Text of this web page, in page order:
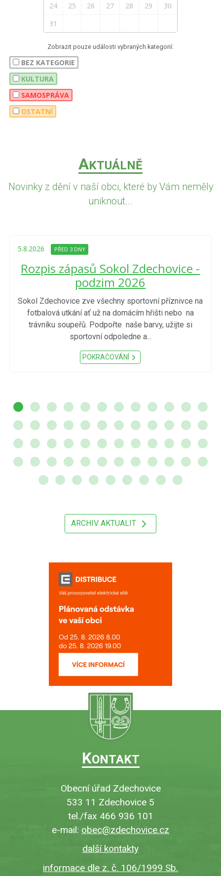
24
25 26 27 28 29
30
31
Zobrazit pouze události vybraných kategorií:
BEZ KATEGORIE
KULTURA
SAMOSPRÁVA
OSTATNÍ
AKTUÁLNĚ
Novinky z dění v naší obci, které by Vám neměly
uniknout...
5.8.2026 PŘED 3 DNY
Rozpis zápasů Sokol Zdechovice -
podzim 2026
Sokol Zdechovice zve všechny sportovní příznivce na
fotbalová utkání ať už na domácím hřišti nebo na
trávníku soupeřů. Podpořte naše barvy, užijte si
sportovní odpoledne a...
POKRAČOVÁNÍ
ARCHIV AKTUALIT
KONTAKT
Obecní úřad Zdechovice
533 11 Zdechovice 5
tel./fax 466 936 101
e-mail: obec@zdechovice.cz
další kontakty
informace dle z. č. 106/1999 Sb.